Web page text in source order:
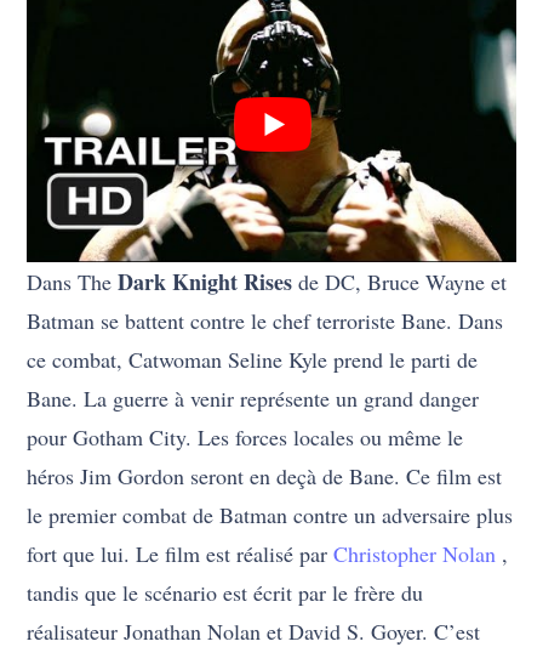
Dans TheDark Knight Rises de DC, Bruce Wayne et
Batman se battent contre le chef terroriste Bane. Dans
ce combat, Catwoman Seline Kyle prend le parti de
Bane. La guerre à venir représente un grand danger
pour Gotham City. Les forces locales ou même le
héros Jim Gordon seront en deçà de Bane. Ce film est
le premier combat de Batman contre un adversaire plus
fort que lui. Le film est réalisé parChristopher Nolan ,
tandis que le scénario est écrit par le frère du
réalisateur Jonathan Nolan et David S. Goyer. C’est